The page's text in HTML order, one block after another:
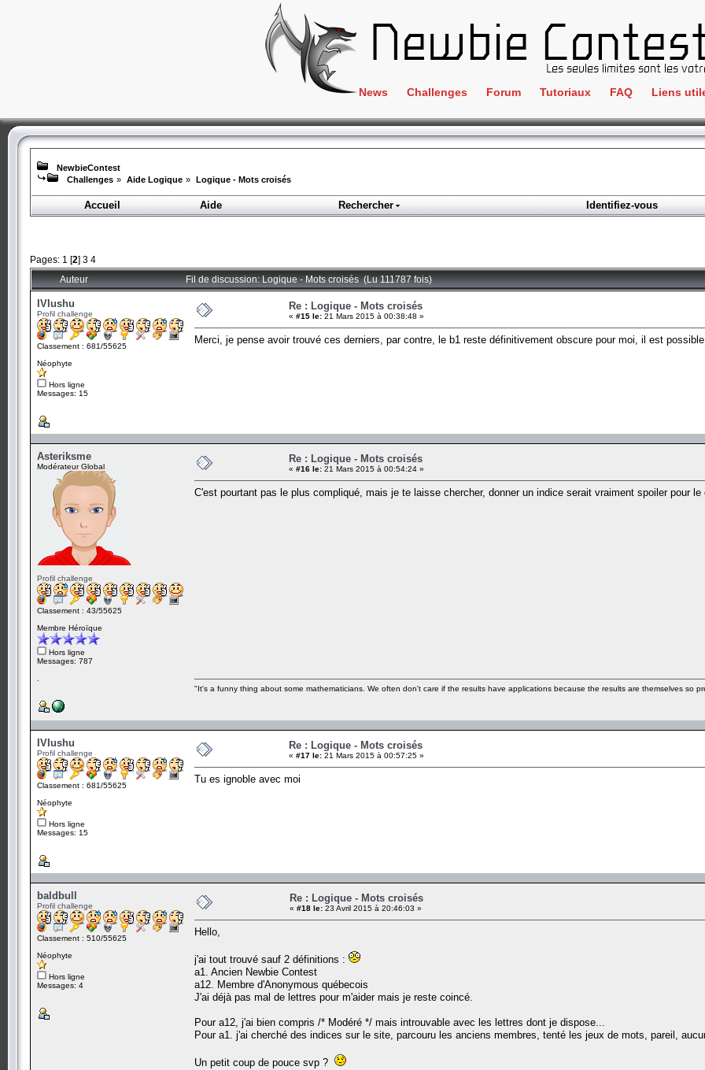
News Challenges
Crackme
ClientSide
Forensics
Programmation
Wargame
Forum Tutoriaux FAQ Liens
IRC
NewbieContest
Challenges » Aide Logique » Logique - Mots croisés
Accueil
Aide Rechercher Identifiez-vous
Pages: 1 [2] 3 4
Auteur Fil de discussion: Logique - Mots croisés (Lu 111787 fois)
IVIushu
Profil challenge
Classement : 681/55625
Néophyte
Hors ligne
Messages: 15
Re : Logique - Mots croisés
« #15 le: 21 Mars 2015 à 00:38:48 »
Merci, je pense avoir trouvé ces derniers, par contre, le b1 reste définitivement obscure pour moi, il est
Asteriksme
Modérateur Global
Profil challenge
Classement : 43/55625
Membre Héroïque
Hors ligne
Messages: 787
Re : Logique - Mots croisés
« #16 le: 21 Mars 2015 à 00:54:24 »
C'est pourtant pas le plus compliqué, mais je te laisse chercher, donner un indice serait vraiment spoiler pour le
"It's a funny thing about some mathematicians. We often don't care if the results have applications because the results are themselves so
IVIushu
Profil challenge
Classement : 681/55625
Néophyte
Hors ligne
Messages: 15
Re : Logique - Mots croisés
« #17 le: 21 Mars 2015 à 00:57:25 »
Tu es ignoble avec moi
baldbull
Profil challenge
Classement : 510/55625
Néophyte
Hors ligne
Messages: 4
Re : Logique - Mots croisés
« #18 le: 23 Avril 2015 à 20:46:03 »
Hello,
j'ai tout trouvé sauf 2 définitions :
a1. Ancien Newbie Contest
a12. Membre d'Anonymous québecois
J'ai déjà pas mal de lettres pour m'aider mais je reste coincé.
Pour a12, j'ai bien compris /* Modéré */ mais introuvable avec les lettres dont je dispose...
Pour a1. j'ai cherché des indices sur le site, parcouru les anciens membres, tenté les jeux de mots, pareil,
Un petit coup de pouce svp ?